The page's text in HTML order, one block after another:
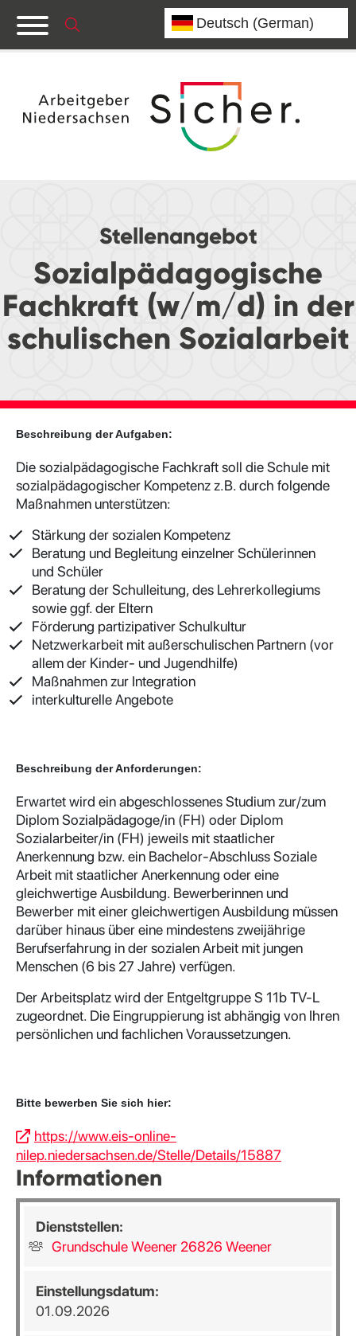
Stellenangebot
Sozialpädagogische
Fachkraft (w/m/d) in der
schulischen Sozialarbeit
Beschreibung der Aufgaben:
Die sozialpädagogische Fachkraft soll die Schule mit
sozialpädagogischer Kompetenz z.B. durch folgende
Maßnahmen unterstützen:
Stärkung der sozialen Kompetenz
Beratung und Begleitung einzelner Schülerinnen
und Schüler
Beratung der Schulleitung, des Lehrerkollegiums
sowie ggf. der Eltern
Förderung partizipativer Schulkultur
Netzwerkarbeit mit außerschulischen Partnern (vor
allem der Kinder- und Jugendhilfe)
Maßnahmen zur Integration
interkulturelle Angebote
Beschreibung der Anforderungen:
Erwartet wird ein abgeschlossenes Studium zur/zum
Diplom Sozialpädagoge/in (FH) oder Diplom
Sozialarbeiter/in (FH) jeweils mit staatlicher
Anerkennung bzw. ein Bachelor-Abschluss Soziale
Arbeit mit staatlicher Anerkennung oder eine
gleichwertige Ausbildung. Bewerberinnen und
Bewerber mit einer gleichwertigen Ausbildung müssen
darüber hinaus über eine mindestens zweijährige
Berufserfahrung in der sozialen Arbeit mit jungen
Menschen (6 bis 27 Jahre) verfügen.
Der Arbeitsplatz wird der Entgeltgruppe S 11b TV-L
zugeordnet. Die Eingruppierung ist abhängig von Ihren
persönlichen und fachlichen Voraussetzungen.
Bitte bewerben Sie sich hier:
https://www.eis-online-
nilep.niedersachsen.de/Stelle/Details/15887
Informationen
Dienststellen:
Grundschule Weener 26826 Weener
Einstellungsdatum:
01.09.2026